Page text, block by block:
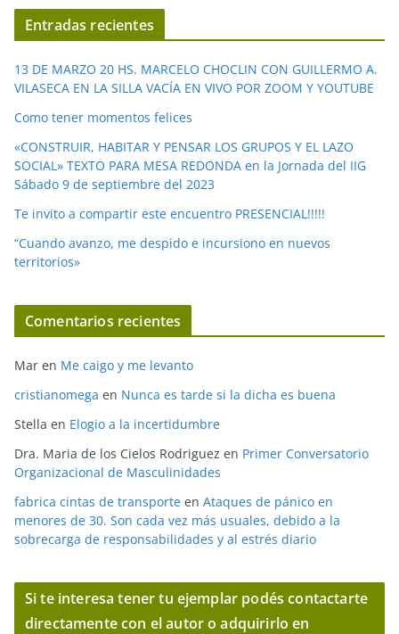
í
d
o
Entradas recientes
13 DE MARZO 20 HS. MARCELO CHOCLIN CON GUILLERMO A.
VILASECA EN LA SILLA VACÍA EN VIVO POR ZOOM Y YOUTUBE
Como tener momentos felices
«CONSTRUIR, HABITAR Y PENSAR LOS GRUPOS Y EL LAZO
SOCIAL» TEXTO PARA MESA REDONDA en la Jornada del IIG
Sábado 9 de septiembre del 2023
Te invito a compartir este encuentro PRESENCIAL!!!!!
“Cuando avanzo, me despido e incursiono en nuevos
territorios»
Comentarios recientes
Mar en Me caigo y me levanto
cristianomega en Nunca es tarde si la dicha es buena
Stella en Elogio a la incertidumbre
Dra. Maria de los Cielos Rodriguez en Primer Conversatorio
Organizacional de Masculinidades
fabrica cintas de transporte en Ataques de pánico en
menores de 30. Son cada vez más usuales, debido a la
sobrecarga de responsabilidades y al estrés diario
Si te interesa tener tu ejemplar podés contactarte
directamente con el autor o adquirirlo en